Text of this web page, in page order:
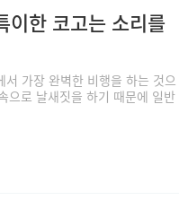
이한 코고는 소리를
가장 완벽한 비행을 하는 것으
으로 날새짓을 하기 때문에 일반